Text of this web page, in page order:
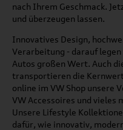
nach Ihrem Geschmack.
und überzeugen lassen.
Innovatives Design,
Verarbeitung - darauf
Autos großen Wert. Auch
transportieren die
online im VW Shop unsere
VW Accessoires und vieles
Unsere Lifestyle
dafür, wie innovativ,